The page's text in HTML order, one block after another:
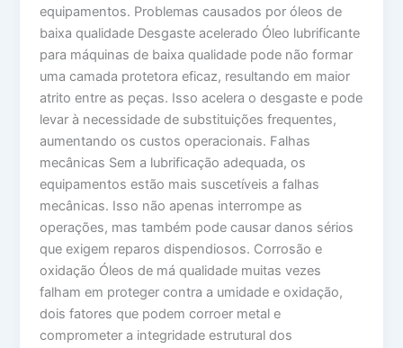
equipamentos. Problemas causados por óleos de
baixa qualidade Desgaste acelerado Óleo lubrificante
para máquinas de baixa qualidade pode não formar
uma camada protetora eficaz, resultando em maior
atrito entre as peças. Isso acelera o desgaste e pode
levar à necessidade de substituições frequentes,
aumentando os custos operacionais. Falhas
mecânicas Sem a lubrificação adequada, os
equipamentos estão mais suscetíveis a falhas
mecânicas. Isso não apenas interrompe as
operações, mas também pode causar danos sérios
que exigem reparos dispendiosos. Corrosão e
oxidação Óleos de má qualidade muitas vezes
falham em proteger contra a umidade e oxidação,
dois fatores que podem corroer metal e
comprometer a integridade estrutural dos